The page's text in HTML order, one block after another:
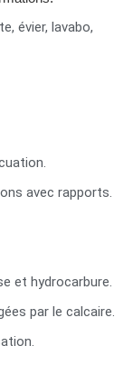
évier, lavabo,
avec rapports.
et hydrocarbure.
par le calcaire.